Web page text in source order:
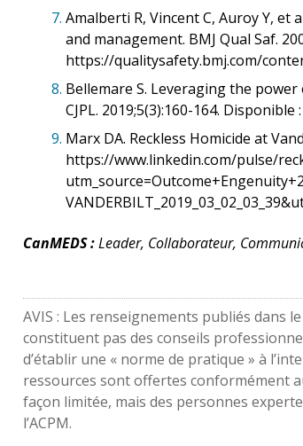
7. Amalberti R, Vincent C, Auroy Y,
and management. BMJ Qual Saf.
https://qualitysafety.bmj.com/
8. Bellemare S. Leveraging the
CJPL. 2019;5(3):160-164.
9. Marx DA. Reckless Homicide at
https://www.linkedin.com/pulse/
CanMEDS :Leader, Collaborateur,
AVIS : Les renseignements publiés dans
constituent pas des conseils
d’établir une « norme de pratique » à
ressources sont offertes conformément
façon limitée, mais des personnes
l’ACPM.